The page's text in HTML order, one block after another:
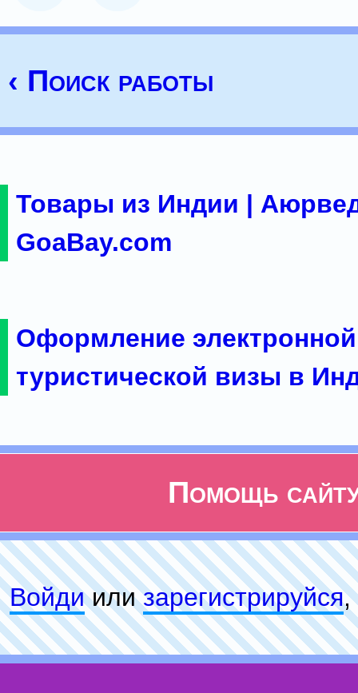
‹ Поиск работы
Товары из Индии |
GoaBay.com
Оформление электронной
туристической визы в
Помощь
Войдиилизарeгиcтpируйся,